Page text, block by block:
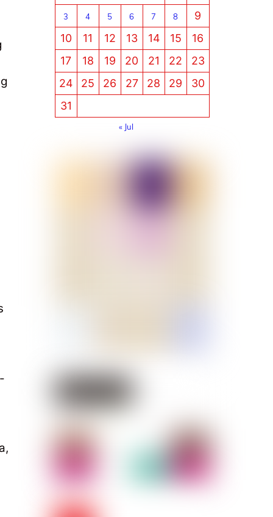
3 4 5 6 7 8
9
10
11 12 13 14 15
16
17
18 19 20 21 22
23
24
25 26 27 28 29
30
31
« Jul